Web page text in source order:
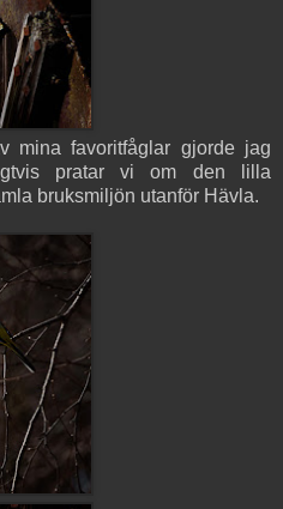
mina favoritfåglar gjorde jag
pratar vi om den lilla
bruksmiljön utanför Hävla.